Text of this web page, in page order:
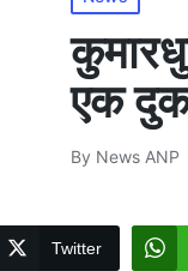
in
एक
Posted
By News ANP
Twitter